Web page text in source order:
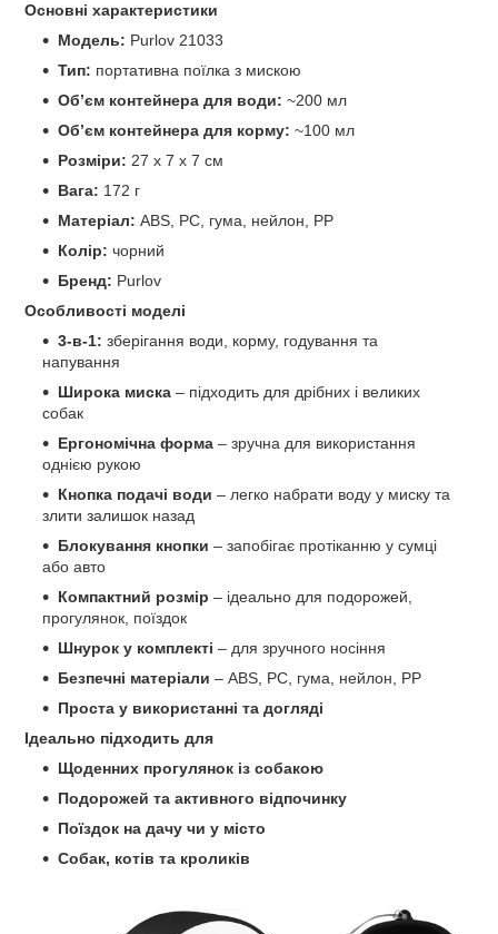
Основні характеристики
Модель: Purlov 21033
Тип: портативна поїлка з мискою
Об’єм контейнера для води: ~200 мл
Об’єм контейнера для корму: ~100 мл
Розміри: 27 x 7 x 7 см
Вага: 172 г
Матеріал: ABS, PC, гума, нейлон, PP
Колір: чорний
Бренд: Purlov
Особливості моделі
3-в-1: зберігання води, корму, годування та
напування
Широка миска – підходить для дрібних і великих
собак
Ергономічна форма – зручна для використання
однією рукою
Кнопка подачі води – легко набрати воду у миску та
злити залишок назад
Блокування кнопки – запобігає протіканню у сумці
або авто
Компактний розмір – ідеально для подорожей,
прогулянок, поїздок
Шнурок у комплекті – для зручного носіння
Безпечні матеріали – ABS, PC, гума, нейлон, PP
Проста у використанні та догляді
Ідеально підходить для
Щоденних прогулянок із собакою
Подорожей та активного відпочинку
Поїздок на дачу чи у місто
Собак, котів та кроликів